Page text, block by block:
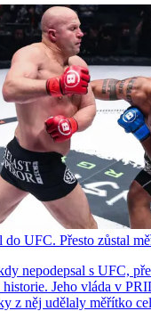
UFC. Přesto zůstal
nepodepsal s UFC,
Jeho vláda v
z něj udělaly měřítko